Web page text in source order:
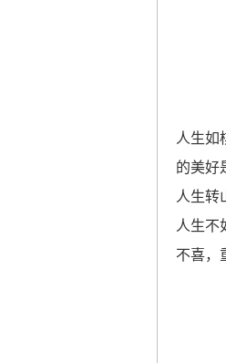
人生如
的美好
人生转
人生不
不喜，